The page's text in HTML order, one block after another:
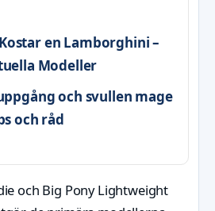
en Lamborghini –
Modeller
och svullen mage
och råd
och Big Pony Lightweight